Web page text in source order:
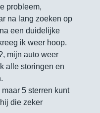
probleem,
na lang zoeken op
een duidelijke
ik weer hoop.
mijn auto weer
alle storingen en
5 sterren kunt
die zeker